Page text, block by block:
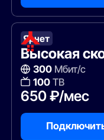
Ярнет
Высокая
300Мбит/с
100ТВ
650 ₽/мес